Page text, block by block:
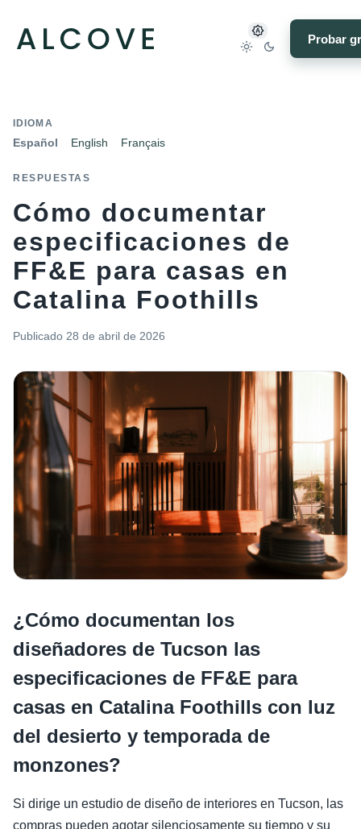
Probar
IDIOMA
Español English Français
RESPUESTAS
Cómo documentar
especificaciones de
FF&E para casas en
Catalina Foothills
Publicado 28 de abril de 2026
¿Cómo documentan los
diseñadores de Tucson las
especificaciones de FF&E para
casas en Catalina Foothills con luz
del desierto y temporada de
monzones?
Si dirige un estudio de diseño de interiores en Tucson, las
compras pueden agotar silenciosamente su tiempo y su